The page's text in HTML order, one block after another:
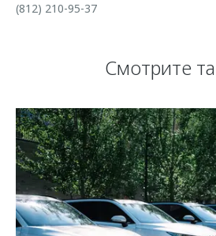
(812) 210-95-37
Смотрите